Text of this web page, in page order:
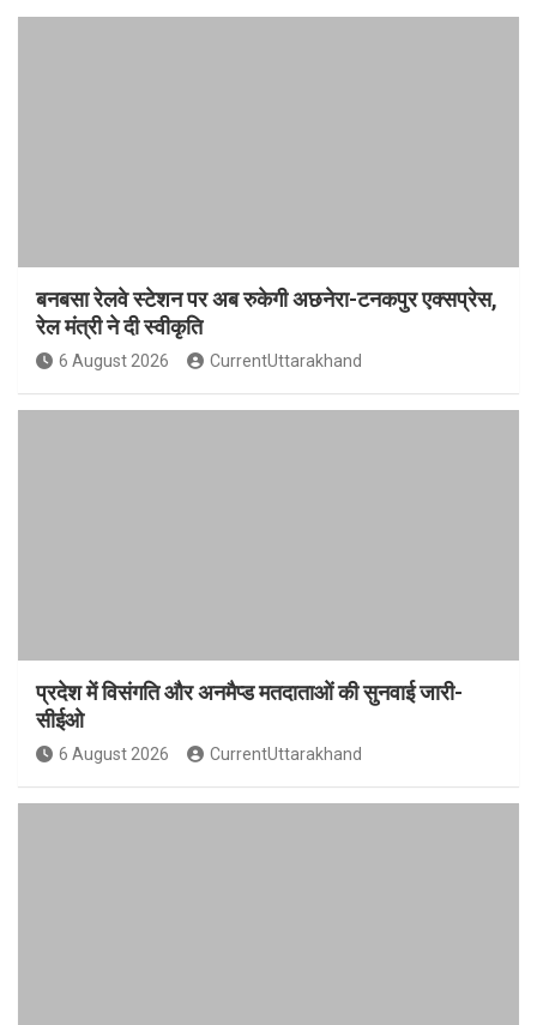
बनबसा रेलवे स्टेशन पर अब रुकेगी अछनेरा-टनकपुर एक्सप्रेस,
रेल मंत्री ने दी स्वीकृति
6 August 2026 CurrentUttarakhand
प्रदेश में विसंगति और अनमैप्ड मतदाताओं की सुनवाई जारी-
सीईओ
6 August 2026 CurrentUttarakhand